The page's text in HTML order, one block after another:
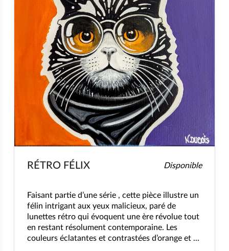
RÉTRO FÉLIX Disponible
Faisant partie d’une série , cette pièce illustre un
félin intrigant aux yeux malicieux, paré de
lunettes rétro qui évoquent une ère révolue tout
en restant résolument contemporaine. Les
couleurs éclatantes et contrastées d’orange et ...